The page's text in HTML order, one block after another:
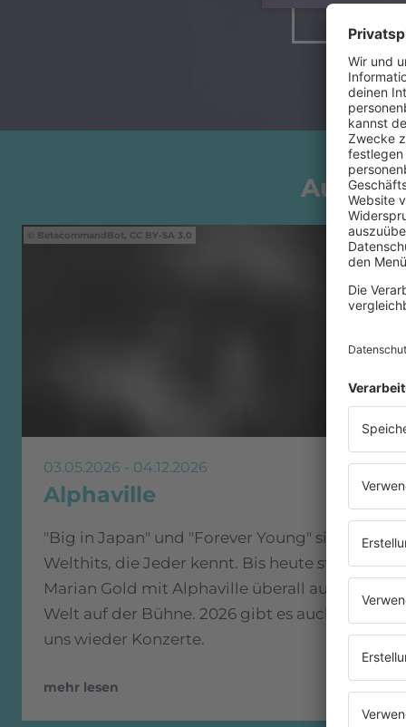
Auf
BetacommandBot, CC BY-SA 3.0
03.05.2026 - 04.12.2026
Alphaville
"Big in Japan" und "Forever Young" sind
Welthits, die Jeder kennt. Bis heute steht
Marian Gold mit Alphaville überall auf der
Welt auf der Bühne. 2026 gibt es auch bei
uns wieder Konzerte.
mehr lesen